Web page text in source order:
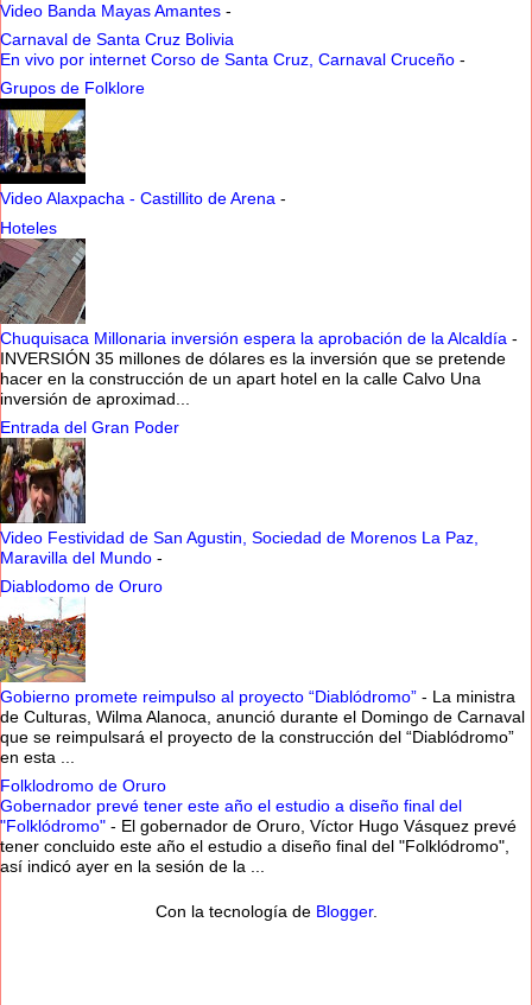
Video Banda Mayas Amantes -
Carnaval de Santa Cruz Bolivia
En vivo por internet Corso de Santa Cruz, Carnaval Cruceño -
Grupos de Folklore
Video Alaxpacha - Castillito de Arena -
Hoteles
Chuquisaca Millonaria inversión espera la aprobación de la Alcaldía -
INVERSIÓN 35 millones de dólares es la inversión que se pretende
hacer en la construcción de un apart hotel en la calle Calvo Una
inversión de aproximad...
Entrada del Gran Poder
Video Festividad de San Agustin, Sociedad de Morenos La Paz,
Maravilla del Mundo -
Diablodomo de Oruro
Gobierno promete reimpulso al proyecto “Diablódromo” - La ministra
de Culturas, Wilma Alanoca, anunció durante el Domingo de Carnaval
que se reimpulsará el proyecto de la construcción del “Diablódromo”
en esta ...
Folklodromo de Oruro
Gobernador prevé tener este año el estudio a diseño final del
"Folklódromo" - El gobernador de Oruro, Víctor Hugo Vásquez prevé
tener concluido este año el estudio a diseño final del "Folklódromo",
así indicó ayer en la sesión de la ...
Con la tecnología de Blogger.